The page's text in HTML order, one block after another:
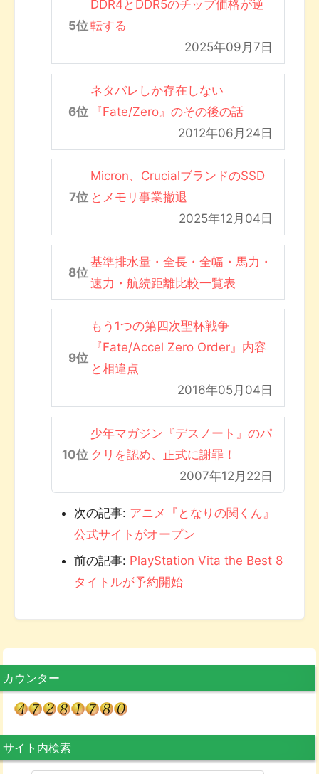
DDR4とDDR5のチップ価格が逆
転する
2025年09月7日
ネタバレしか存在しない
『Fate/Zero』のその後の話
2012年06月24日
Micron、CrucialブランドのSSD
とメモリ事業撤退
2025年12月04日
基準排水量・全長・全幅・馬力・
速力・航続距離比較一覧表
もう1つの第四次聖杯戦争
『Fate/Accel Zero Order』内容
と相違点
2016年05月04日
少年マガジン『デスノート』のパ
クリを認め、正式に謝罪！
2007年12月22日
次の記事: アニメ『となりの関くん』
公式サイトがオープン
前の記事: PlayStation Vita the Best 8
タイトルが予約開始
カウンター
サイト内検索